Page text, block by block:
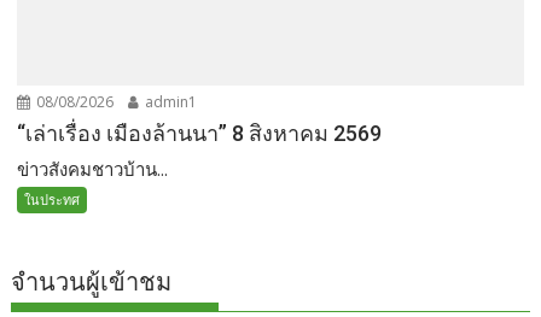
08/08/2026 admin1
“เล่าเรื่อง เมืองล้านนา” 8 สิงหาคม 2569
ข่าวสังคมชาวบ้าน...
ในประทศ
จำนวนผู้เข้าชม